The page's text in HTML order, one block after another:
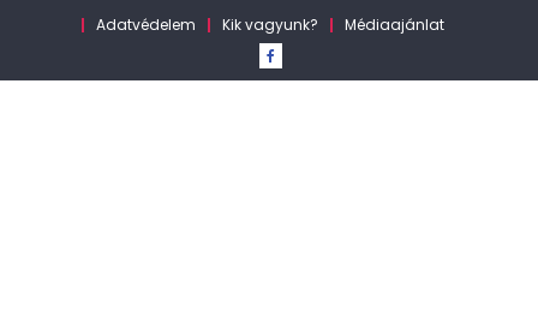
Adatvédelem Kik vagyunk? Médiaajánlat